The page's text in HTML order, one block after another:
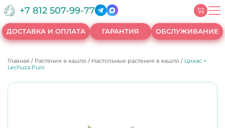
+7 812 507-99-77
ДОСТАВКА И ОПЛАТА ГАРАНТИЯ ОБСЛУЖИВАНИЕ
Главная / Растения в кашпо / Настольные растения в кашпо / Цикас +
Lechuza Puro